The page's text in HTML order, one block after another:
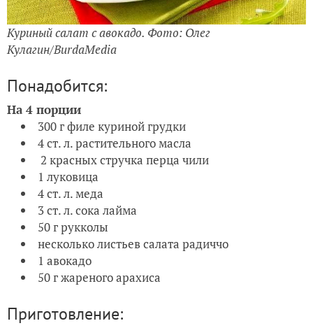
Куриный салат с авокадо. Фото: Олег
Кулагин/BurdaMedia
Понадобится:
На 4 порции
300 г филе куриной грудки
4 ст. л. растительного масла
2 красных стручка перца чили
1 луковица
4 ст. л. меда
3 ст. л. сока лайма
50 г рукколы
несколько листьев салата радиччо
1 авокадо
50 г жареного арахиса
Приготовление: